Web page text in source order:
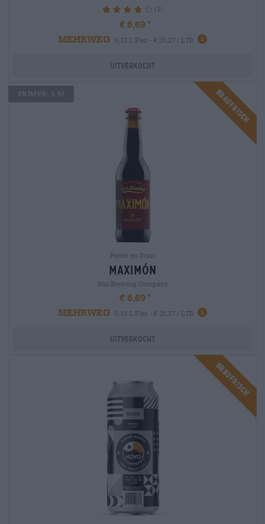
80% (1)
€ 6,69
MEHRWEG
0,33 L Fles - € 20,27 / LTR
Uitverkocht
Braufrisch
Untappd: 3,97
Porter en Stout
maximón
Sori Brewing Company
€ 6,69
MEHRWEG
0,33 L Fles - € 20,27 / LTR
Uitverkocht
Braufrisch